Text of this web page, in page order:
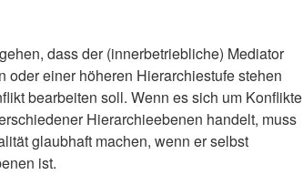
dass der (innerbetriebliche) Mediator
oder einer höheren Hierarchiestufe stehen
bearbeiten soll. Wenn es sich um Konflikte
Hierarchieebenen handelt, muss
glaubhaft machen, wenn er selbst
ist.